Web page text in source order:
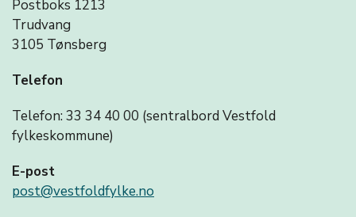
Postboks 1213
Trudvang
3105 Tønsberg
Telefon
Telefon: 33 34 40 00 (sentralbord Vestfold
fylkeskommune)
E-post
post@vestfoldfylke.no